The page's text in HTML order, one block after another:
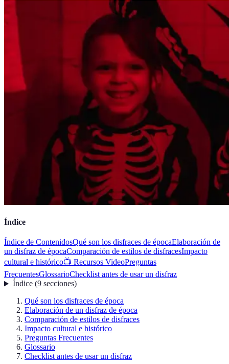
Índice
Índice de ContenidosQué son los disfraces de épocaElaboración de
un disfraz de épocaComparación de estilos de disfracesImpacto
cultural e histórico📺 Recursos VideoPreguntas
FrecuentesGlossarioChecklist antes de usar un disfraz
Índice(9 secciones)
Qué son los disfraces de época
Elaboración de un disfraz de época
Comparación de estilos de disfraces
Impacto cultural e histórico
Preguntas Frecuentes
Glossario
Checklist antes de usar un disfraz